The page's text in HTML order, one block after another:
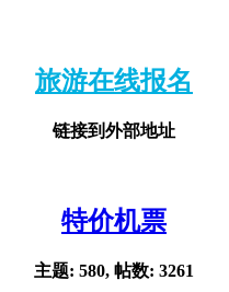
旅游在线报名
链接到外部地址
特价机票
主题: 580, 帖数: 3261